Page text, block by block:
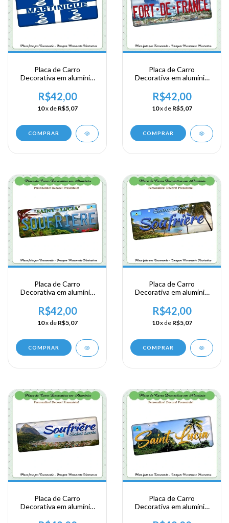
Placa de Carro
Decorativa em alumínio
Martinique
R$42,00
10x de R$5,07
COMPRAR
Placa de Carro
Decorativa em alumínio
Martinica
R$42,00
10x de R$5,07
COMPRAR
Placa de Carro
Decorativa em alumínio
Santa Lucia - Soufriere
R$42,00
10x de R$5,07
COMPRAR
Placa de Carro
Decorativa em alumínio
Santa Lucia - Soufriere
R$42,00
10x de R$5,07
COMPRAR
Placa de Carro
Decorativa em alumínio
Placa de Carro
Decorativa em alumínio